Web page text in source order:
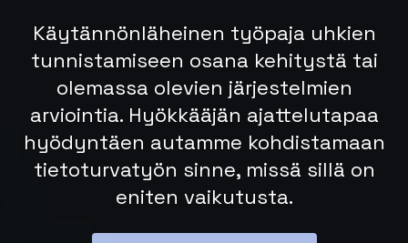
Käytännönläheinen työpaja uhkien
tunnistamiseen osana kehitystä tai
olemassa olevien järjestelmien
arviointia. Hyökkääjän ajattelutapaa
hyödyntäen autamme kohdistamaan
tietoturvatyön sinne, missä sillä on
eniten vaikutusta.